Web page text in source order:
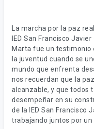
La marcha por la paz
IED San Francisco
Marta fue un testimonio
la juventud cuando se
mundo que enfrenta
nos recuerdan que la
alcanzable, y que todos
desempeñar en su
de la IED San Francisco
trabajando juntos por un